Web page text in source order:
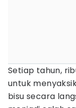
Setiap tahun,
untuk
bisu secara